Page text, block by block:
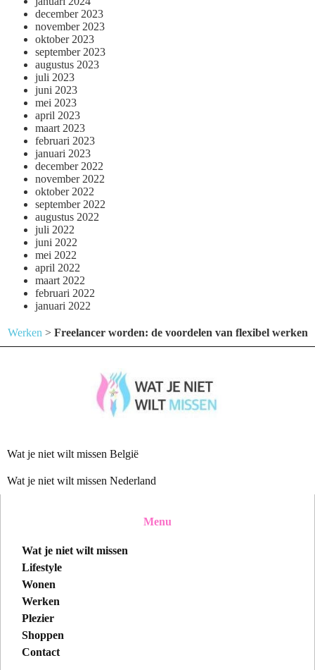
december 2023
november 2023
oktober 2023
september 2023
augustus 2023
juli 2023
juni 2023
mei 2023
april 2023
maart 2023
februari 2023
januari 2023
december 2022
november 2022
oktober 2022
september 2022
augustus 2022
juli 2022
juni 2022
mei 2022
april 2022
maart 2022
februari 2022
januari 2022
Werken > Freelancer worden: de voordelen van flexibel werken
Wat je niet wilt missen België
Wat je niet wilt missen Nederland
Menu
Wat je niet wilt missen
Lifestyle
Wonen
Werken
Plezier
Shoppen
Contact